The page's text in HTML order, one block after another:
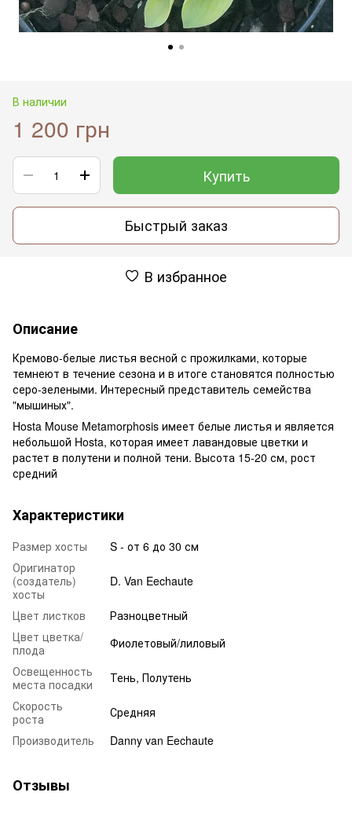
В наличии
1 200 грн
Купить
Быстрый заказ
В избранное
Описание
Кремово-белые листья весной с прожилками, которые
темнеют в течение сезона и в итоге становятся полностью
серо-зелеными. Интересный представитель семейства
"мышиных".
Hosta Mouse Metamorphosis имеет белые листья и является
небольшой Hosta, которая имеет лавандовые цветки и
растет в полутени и полной тени. Высота 15-20 см, рост
средний
Характеристики
Размер хосты
S - от 6 до 30 см
Оригинатор
(создатель)
хосты
D. Van Eechaute
Цвет листков
Разноцветный
Цвет цветка/
плода
Фиолетовый/лиловый
Освещенность
места посадки
Тень, Полутень
Скорость
роста
Средняя
Производитель
Danny van Eechaute
Отзывы